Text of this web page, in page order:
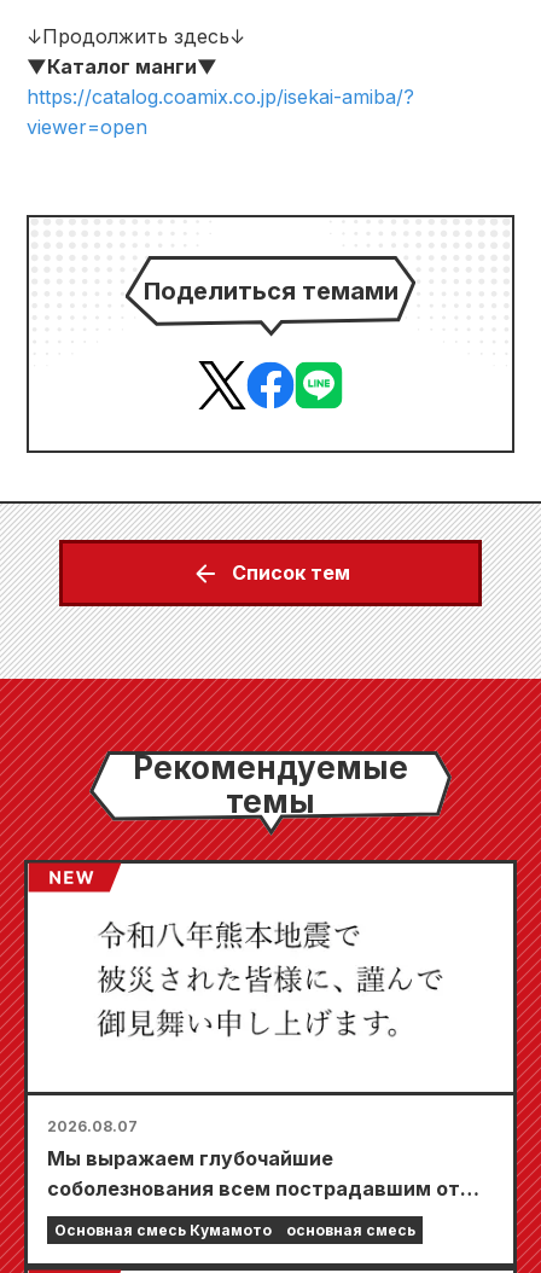
↓Продолжить здесь↓
▼Каталог манги▼
https://catalog.coamix.co.jp/isekai-amiba/?
viewer=open
Поделиться темами
Список тем
Рекомендуемые
темы
2026.08.07
Мы выражаем глубочайшие
соболезнования всем пострадавшим от
землетрясения в Кумамото в 2026 году.
Основная смесь Кумамото основная смесь